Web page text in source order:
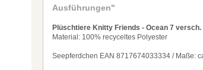
Ausführungen"
Plüschtiere Knitty Friends - Ocean 7
Material: 100% recyceltes Polyester
Seepferdchen EAN 8717674033334 / Maße: